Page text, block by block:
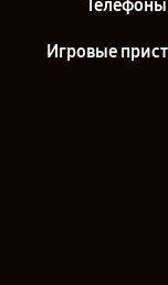
Телефоны
Игровые